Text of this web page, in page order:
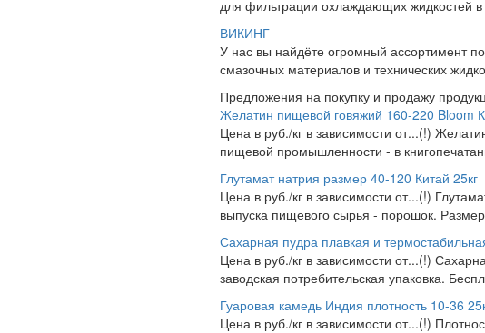
для фильтрации охлаждающих жидкостей
ВИКИНГ
У нас вы найдёте огромный ассортимент
смазочных материалов и технических
Предложения на покупку и продажу
Желатин пищевой говяжий 160-220 Bloom
Цена в руб./кг в зависимости от...(!)
пищевой промышленности - в
Глутамат натрия размер 40-120 Китай 25кг
Цена в руб./кг в зависимости от...(!)
выпуска пищевого сырья - порошок.
Сахарная пудра плавкая и
Цена в руб./кг в зависимости от...(!)
заводская потребительская упаковка.
Гуаровая камедь Индия плотность 10-36
Цена в руб./кг в зависимости от...(!)